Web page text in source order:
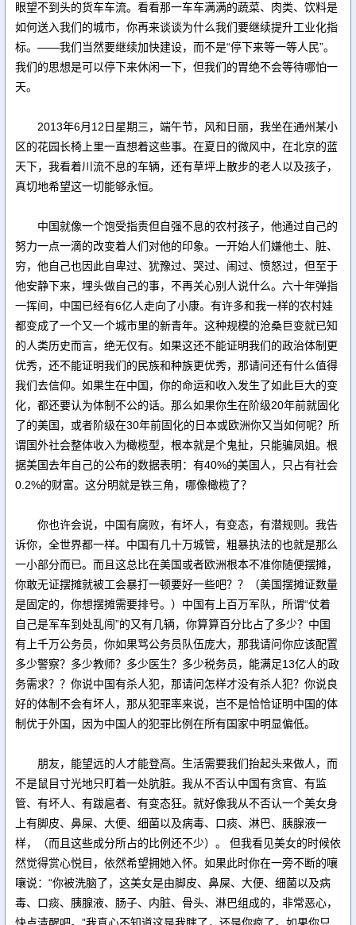
眼望不到头的货车车流。看看那一车车满满的蔬菜、肉类、饮料是
如何送入我们的城市，你再来谈谈为什么我们要继续提升工业化指
标。——我们当然要继续加快建设，而不是“停下来等一等人民”。
我们的思想是可以停下来休闲一下，但我们的胃绝不会等待哪怕一
天。
2013年6月12日星期三，端午节，风和日丽，我坐在通州某小
区的花园长椅上里一直想着这些事。在夏日的微风中，在北京的蓝
天下，我看着川流不息的车辆，还有草坪上散步的老人以及孩子，
真切地希望这一切能够永恒。
中国就像一个饱受指责但自强不息的农村孩子，他通过自己的
努力一点一滴的改变着人们对他的印象。一开始人们嫌他土、脏、
穷，他自己也因此自卑过、犹豫过、哭过、闹过、愤怒过，但至于
他安静下来，埋头做自己的事，不再关心别人说什么。六十年弹指
一挥间，中国已经有6亿人走向了小康。有许多和我一样的农村娃
都变成了一个又一个城市里的新青年。这种规模的沧桑巨变就已知
的人类历史而言，绝无仅有。如果这还不能证明我们的政治体制更
优秀，还不能证明我们的民族和种族更优秀，那请问还有什么值得
我们去信仰。如果生在中国，你的命运和收入发生了如此巨大的变
化，都还要认为体制不公的话。那么如果你生在阶级20年前就固化
了的美国，或者阶级在30年前固化的日本或欧洲你又当如何呢？所
谓国外社会整体收入为橄榄型，根本就是个鬼扯，只能骗凤姐。根
据美国去年自己的公布的数据表明：有40%的美国人，只占有社会
0.2%的财富。这分明就是铁三角，哪像橄榄了？
你也许会说，中国有腐败，有坏人，有变态，有潜规则。我告
诉你，全世界都一样。中国有几十万城管，粗暴执法的也就是那么
一小部分而已。而且这总比在美国或者欧洲根本不准你随便摆摊，
你敢无证摆摊就被工会暴打一顿要好一些吧？？（美国摆摊证数量
是固定的，你想摆摊需要排号。）中国有上百万军队，所谓“仗着
自己是军车到处乱闯”的又有几辆，你算算百分比占了多少？中国
有上千万公务员，你如果骂公务员队伍庞大，那我请问你应该配置
多少警察？多少教师？多少医生？多少税务员，能满足13亿人的政
务需求？？你说中国有杀人犯，那请问怎样才没有杀人犯？你说良
好的体制不会有坏人，那从犯罪率来说，岂不是恰恰证明中国的体
制优于外国，因为中国人的犯罪比例在所有国家中明显偏低。
朋友，能望远的人才能登高。生活需要我们抬起头来做人，而
不是鼠目寸光地只盯着一处肮脏。我从不否认中国有贪官、有监
管、有坏人、有跋扈者、有变态狂。就好像我从不否认一个美女身
上有脚皮、鼻屎、大便、细菌以及病毒、口痰、淋巴、胰腺液一
样，（而且这些成分所占的比例还不少）。 但我看见美女的时候依
然觉得赏心悦目，依然希望拥她入怀。如果此时你在一旁不断的嚷
嚷说：“你被洗脑了，这美女是由脚皮、鼻屎、大便、细菌以及病
毒、口痰、胰腺液、肠子、内脏、骨头、淋巴组成的，非常恶心，